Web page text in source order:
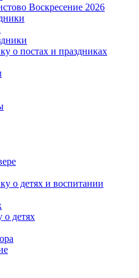
Воскресение 2026
о постах и праздниках
о детях и воспитании
о детях